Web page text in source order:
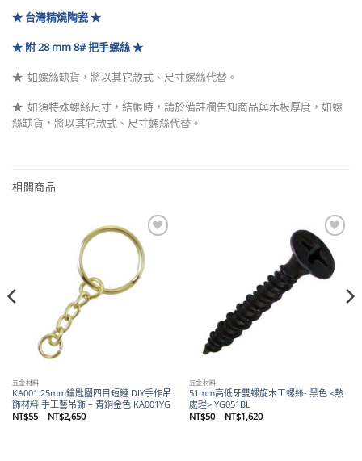
★ 台灣精燒陶瓷 ★
★ 附 28 mm 8# 把手螺絲 ★
★ 如螺絲缺貨，將以其它款式、尺寸螺絲代替 。
★ 如須特殊螺絲尺寸，結帳時，請於備註欄告知商品與木板厚度，如螺
絲缺貨，將以其它款式、尺寸螺絲代替。
相關商品
Add to
wishlist
五金材料
KA001 25mm鑰匙圈四目短鏈 DIY手作吊
飾材料 手工藝吊飾 – 青銅金色 KA001YG
NT$55 – NT$2,650價
Add to
wishlist
五金材料
51mm高低牙雙螺旋木工螺絲- 黑色 <熱
處理> YG051BL
NT$50 – NT$1,620價